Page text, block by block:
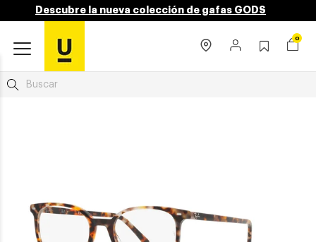
Descubre la nueva colección de gafas GODS
0